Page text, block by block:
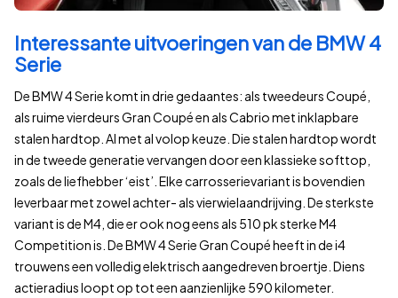
Interessante uitvoeringen van de BMW 4
Serie
De BMW 4 Serie komt in drie gedaantes: als tweedeurs Coupé,
als ruime vierdeurs Gran Coupé en als Cabrio met inklapbare
stalen hardtop. Al met al volop keuze. Die stalen hardtop wordt
in de tweede generatie vervangen door een klassieke softtop,
zoals de liefhebber ‘eist’. Elke carrosserievariant is bovendien
leverbaar met zowel achter- als vierwielaandrijving. De sterkste
variant is de M4, die er ook nog eens als 510 pk sterke M4
Competition is. De BMW 4 Serie Gran Coupé heeft in de i4
trouwens een volledig elektrisch aangedreven broertje. Diens
actieradius loopt op tot een aanzienlijke 590 kilometer.